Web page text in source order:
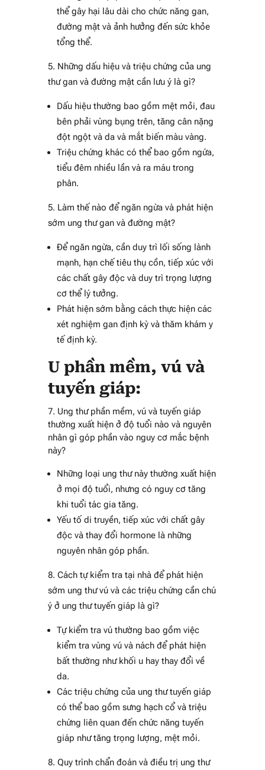
thể gây hại lâu dài cho chức năng gan,
đường mật và ảnh hưởng đến sức khỏe
tổng thể.
Những dấu hiệu và triệu chứng của ung
thư gan và đường mật cần lưu ý là gì?
Dấu hiệu thường bao gồm mệt mỏi, đau
bên phải vùng bụng trên, tăng cân nặng
đột ngột và da và mắt biến màu vàng.
Triệu chứng khác có thể bao gồm ngứa,
tiểu đêm nhiều lần và ra máu trong
phân.
Làm thế nào để ngăn ngừa và phát hiện
sớm ung thư gan và đường mật?
Để ngăn ngừa, cần duy trì lối sống lành
mạnh, hạn chế tiêu thụ cồn, tiếp xúc với
các chất gây độc và duy trì trọng lượng
cơ thể lý tưởng.
Phát hiện sớm bằng cách thực hiện các
xét nghiệm gan định kỳ và thăm khám y
tế định kỳ.
U phần mềm, vú và
tuyến giáp:
7. Ung thư phần mềm, vú và tuyến giáp
thường xuất hiện ở độ tuổi nào và nguyên
nhân gì góp phần vào nguy cơ mắc bệnh
này?
Những loại ung thư này thường xuất hiện
ở mọi độ tuổi, nhưng có nguy cơ tăng
khi tuổi tác gia tăng.
Yếu tố di truyền, tiếp xúc với chất gây
độc và thay đổi hormone là những
nguyên nhân góp phần.
Cách tự kiểm tra tại nhà để phát hiện
sớm ung thư vú và các triệu chứng cần chú
ý ở ung thư tuyến giáp là gì?
Tự kiểm tra vú thường bao gồm việc
kiểm tra vùng vú và nách để phát hiện
bất thường như khối u hay thay đổi về
da.
Các triệu chứng của ung thư tuyến giáp
có thể bao gồm sưng hạch cổ và triệu
chứng liên quan đến chức năng tuyến
giáp như tăng trọng lượng, mệt mỏi.
Quy trình chẩn đoán và điều trị ung thư